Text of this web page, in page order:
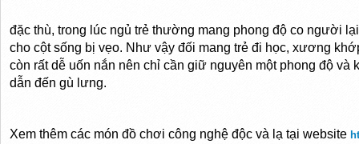
đặc thù, trong lúc ngủ trẻ thường mang phong độ co người
cho cột sống bị vẹo. Như vậy đối mang trẻ đi học, xương
còn rất dễ uốn nắn nên chỉ cần giữ nguyên một phong độ
dẫn đến gù lưng.
Xem thêm các món đồ chơi công nghệ độc và lạ tại website